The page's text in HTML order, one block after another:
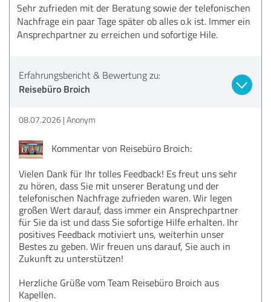
Sehr zufrieden mit der Beratung sowie der telefonischen
Nachfrage ein paar Tage später ob alles o.k ist. Immer ein
Ansprechpartner zu erreichen und sofortige Hile.
Erfahrungsbericht & Bewertung zu:
Reisebüro Broich
08.07.2026 Anonym
Kommentar von Reisebüro Broich:
Vielen Dank für Ihr tolles Feedback! Es freut uns sehr
zu hören, dass Sie mit unserer Beratung und der
telefonischen Nachfrage zufrieden waren. Wir legen
großen Wert darauf, dass immer ein Ansprechpartner
für Sie da ist und dass Sie sofortige Hilfe erhalten. Ihr
positives Feedback motiviert uns, weiterhin unser
Bestes zu geben. Wir freuen uns darauf, Sie auch in
Zukunft zu unterstützen!
Herzliche Grüße vom Team Reisebüro Broich aus
Kapellen.